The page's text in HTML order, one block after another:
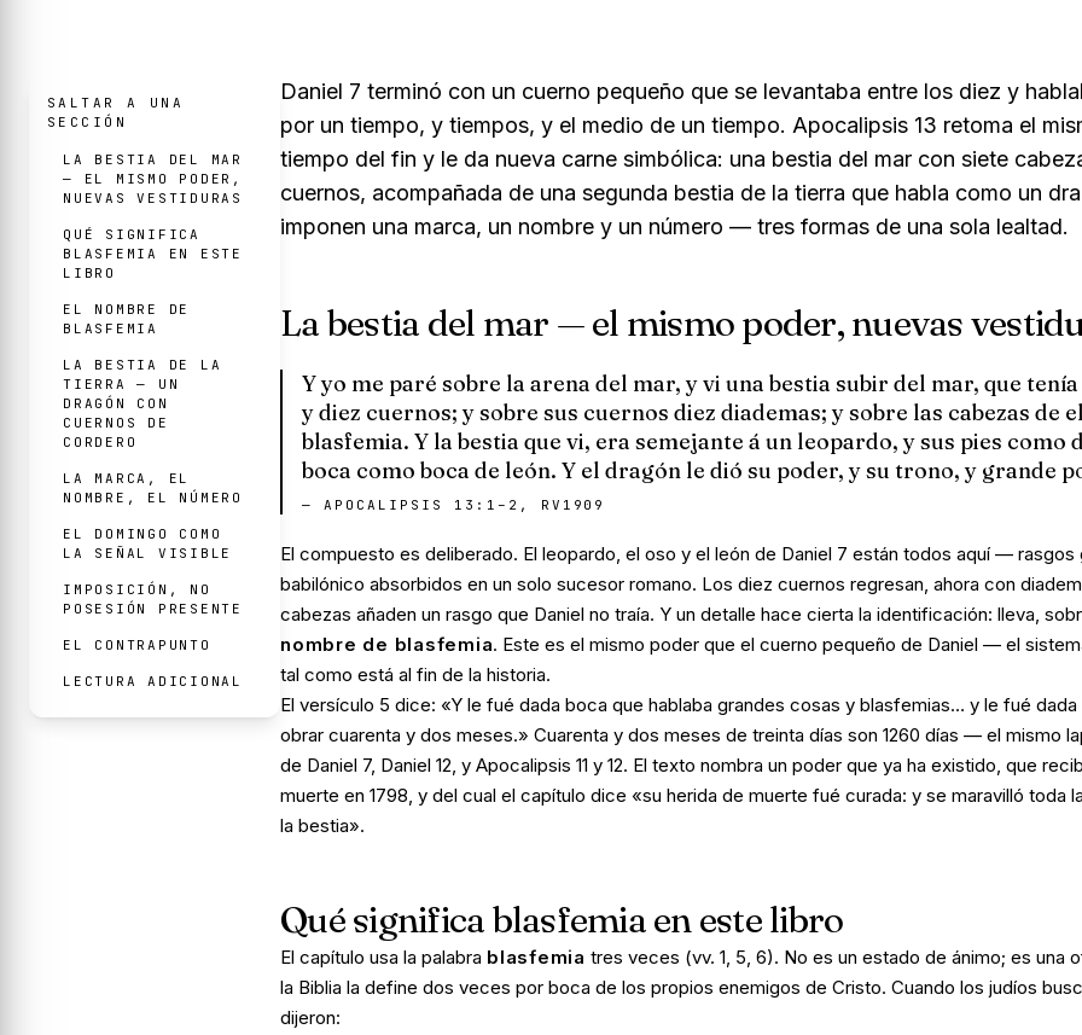
SALTAR A UNA
SECCIÓN
LA BESTIA DEL MAR
— EL MISMO PODER,
NUEVAS VESTIDURAS
QUÉ SIGNIFICA
BLASFEMIA EN ESTE
LIBRO
EL NOMBRE DE
BLASFEMIA
LA BESTIA DE LA
TIERRA — UN
DRAGÓN CON
CUERNOS DE
CORDERO
LA MARCA, EL
NOMBRE, EL NÚMERO
EL DOMINGO COMO
LA SEÑAL VISIBLE
IMPOSICIÓN, NO
POSESIÓN PRESENTE
EL CONTRAPUNTO
LECTURA ADICIONAL
Daniel 7 terminó con un cuerno pequeño que se levantaba entre los diez y
por un tiempo, y tiempos, y el medio de un tiempo. Apocalipsis 13 retoma el
tiempo del fin y le da nueva carne simbólica: una bestia del mar con siete
cuernos, acompañada de una segunda bestia de la tierra que habla como un
imponen una marca, un nombre y un número — tres formas de una sola lealtad.
La bestia del mar — el mismo poder, nuevas
Y yo me paré sobre la arena del mar, y vi una bestia subir del mar, que tenía
y diez cuernos; y sobre sus cuernos diez diademas; y sobre las cabezas de
blasfemia. Y la bestia que vi, era semejante á un leopardo, y sus pies como
boca como boca de león. Y el dragón le dió su poder, y su trono, y grande
— APOCALIPSIS 13:1–2, RV1909
El compuesto es deliberado. El leopardo, el oso y el león de Daniel 7 están todos aquí — rasgos
babilónico absorbidos en un solo sucesor romano. Los diez cuernos regresan, ahora con
cabezas añaden un rasgo que Daniel no traía. Y un detalle hace cierta la identificación: lleva,
nombre de blasfemia. Este es el mismo poder que el cuerno pequeño de Daniel — el
tal como está al fin de la historia.
El versículo 5 dice: «Y le fué dada boca que hablaba grandes cosas y blasfemias… y le fué
obrar cuarenta y dos meses.» Cuarenta y dos meses de treinta días son 1260 días — el mismo
de Daniel 7, Daniel 12, y Apocalipsis 11 y 12. El texto nombra un poder que ya ha existido, que
muerte en 1798, y del cual el capítulo dice «su herida de muerte fué curada: y se maravilló toda
la bestia».
Qué significa blasfemia en este libro
El capítulo usa la palabra blasfemia tres veces (vv. 1, 5, 6). No es un estado de ánimo; es una
la Biblia la define dos veces por boca de los propios enemigos de Cristo. Cuando los judíos
dijeron: